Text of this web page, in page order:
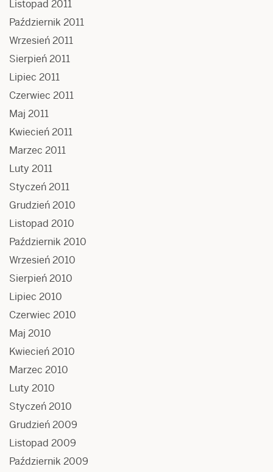
Listopad 2011
Październik 2011
Wrzesień 2011
Sierpień 2011
Lipiec 2011
Czerwiec 2011
Maj 2011
Kwiecień 2011
Marzec 2011
Luty 2011
Styczeń 2011
Grudzień 2010
Listopad 2010
Październik 2010
Wrzesień 2010
Sierpień 2010
Lipiec 2010
Czerwiec 2010
Maj 2010
Kwiecień 2010
Marzec 2010
Luty 2010
Styczeń 2010
Grudzień 2009
Listopad 2009
Październik 2009